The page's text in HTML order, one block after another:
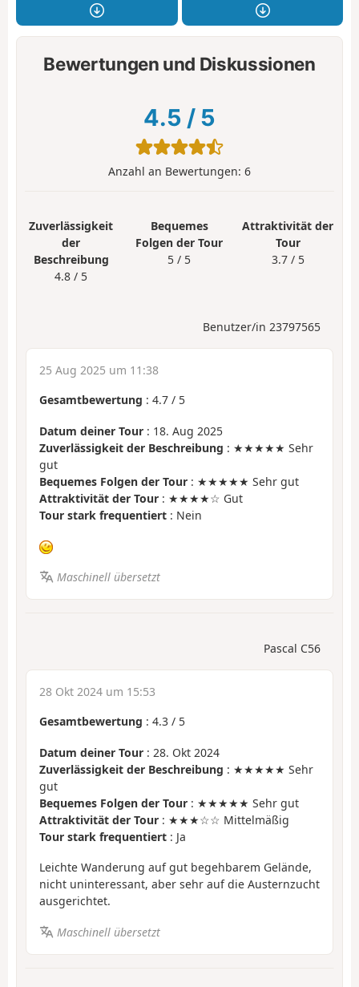
Bewertungen und Diskussionen
4.5 / 5
Anzahl an Bewertungen: 6
Zuverlässigkeit
der
Beschreibung
4.8 / 5
Bequemes
Folgen der Tour
5 / 5
Attraktivität der
Tour
3.7 / 5
Benutzer/in 23797565
25 Aug 2025 um 11:38
Gesamtbewertung : 4.7 / 5
Datum deiner Tour : 18. Aug 2025
Zuverlässigkeit der Beschreibung : ★★★★★ Sehr
gut
Bequemes Folgen der Tour : ★★★★★ Sehr gut
Attraktivität der Tour : ★★★★☆ Gut
Tour stark frequentiert : Nein
Maschinell übersetzt
Pascal C56
28 Okt 2024 um 15:53
Gesamtbewertung : 4.3 / 5
Datum deiner Tour : 28. Okt 2024
Zuverlässigkeit der Beschreibung : ★★★★★ Sehr
gut
Bequemes Folgen der Tour : ★★★★★ Sehr gut
Attraktivität der Tour : ★★★☆☆ Mittelmäßig
Tour stark frequentiert : Ja
Leichte Wanderung auf gut begehbarem Gelände,
nicht uninteressant, aber sehr auf die Austernzucht
ausgerichtet.
Maschinell übersetzt